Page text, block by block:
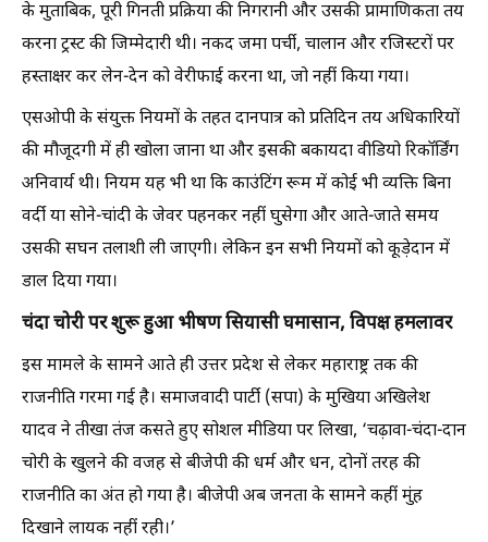
के मुताबिक, पूरी गिनती प्रक्रिया की निगरानी और उसकी प्रामाणिकता तय
करना ट्रस्ट की जिम्मेदारी थी। नकद जमा पर्ची, चालान और रजिस्टरों पर
हस्ताक्षर कर लेन-देन को वेरीफाई करना था, जो नहीं किया गया।
एसओपी के संयुक्त नियमों के तहत दानपात्र को प्रतिदिन तय अधिकारियों
की मौजूदगी में ही खोला जाना था और इसकी बकायदा वीडियो रिकॉर्डिंग
अनिवार्य थी। नियम यह भी था कि काउंटिंग रूम में कोई भी व्यक्ति बिना
वर्दी या सोने-चांदी के जेवर पहनकर नहीं घुसेगा और आते-जाते समय
उसकी सघन तलाशी ली जाएगी। लेकिन इन सभी नियमों को कूड़ेदान में
डाल दिया गया।
चंदा चोरी पर शुरू हुआ भीषण सियासी घमासान, विपक्ष हमलावर
इस मामले के सामने आते ही उत्तर प्रदेश से लेकर महाराष्ट्र तक की
राजनीति गरमा गई है। समाजवादी पार्टी (सपा) के मुखिया अखिलेश
यादव ने तीखा तंज कसते हुए सोशल मीडिया पर लिखा, ‘चढ़ावा-चंदा-दान
चोरी के खुलने की वजह से बीजेपी की धर्म और धन, दोनों तरह की
राजनीति का अंत हो गया है। बीजेपी अब जनता के सामने कहीं मुंह
दिखाने लायक नहीं रही।’